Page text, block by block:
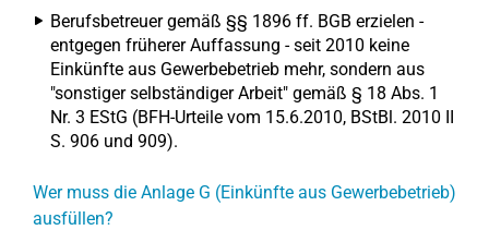
Berufsbetreuer gemäß §§ 1896 ff. BGB erzielen -
entgegen früherer Auffassung - seit 2010 keine
Einkünfte aus Gewerbebetrieb mehr, sondern aus
"sonstiger selbständiger Arbeit" gemäß § 18 Abs. 1
Nr. 3 EStG (BFH-Urteile vom 15.6.2010, BStBl. 2010 II
S. 906 und 909).
Wer muss die Anlage G (Einkünfte aus Gewerbebetrieb)
ausfüllen?